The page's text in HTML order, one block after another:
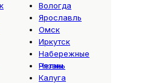
Вологда
Ярославль
Омск
Иркутск
Набережные
Челны
Рязань
Калуга